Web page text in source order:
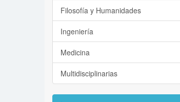
Filosofía y Humanidades
Ingeniería
Medicina
Multidisciplinarias